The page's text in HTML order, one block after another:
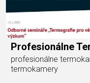
Profesionálne
profesionálne
termokamery